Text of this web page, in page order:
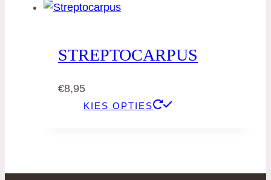
STREPTOCARPUS
€8,95
KIES OPTIES